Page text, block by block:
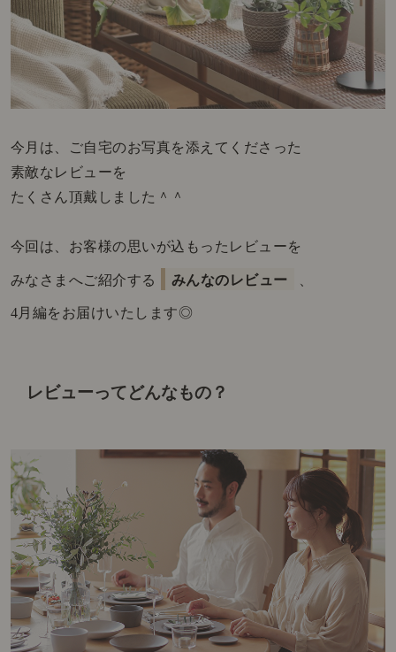
今月は、ご自宅のお写真を添えてくださった
素敵なレビューを
たくさん頂戴しました＾＾
今回は、お客様の思いが込もったレビューを
みなさまへご紹介する みんなのレビュー
4月編をお届けいたします◎
レビューってどんなもの？